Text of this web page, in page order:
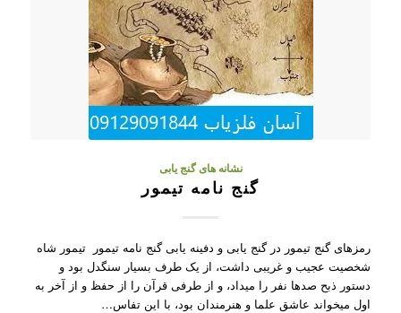
نشانه های گنج یابی
گنج نامه تیمور
رمزهای گنج تیمور در گنج یابی و دفینه یابی گنج نامه تیمور تیمور شاه
شخصیت عجیب و غریبی داشت، از یک طرف بسیار سنگدل بود و
دستور ذبح صدها نفر را میداد، و از طرفی قرآن را از حفظ و از آخر به
اول میخواند عاشق علما و هنرمندان بود، با این تفاس…